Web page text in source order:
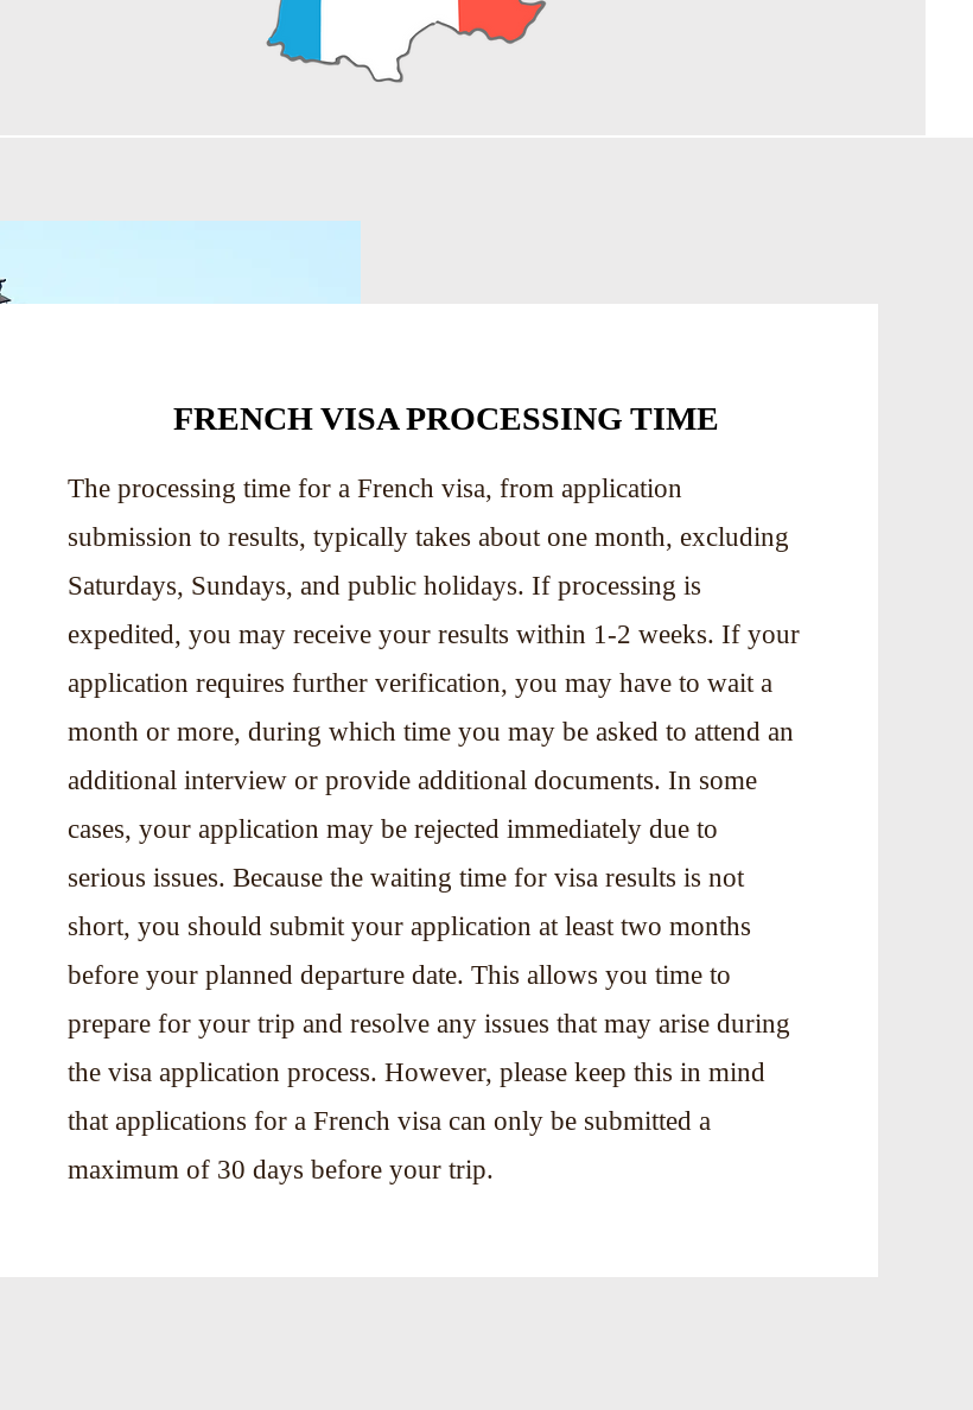
FRENCH VISA PROCESSING TIME
The processing time for a French visa, from application
submission to results, typically takes about one month, excluding
Saturdays, Sundays, and public holidays. If processing is
expedited, you may receive your results within 1-2 weeks. If your
application requires further verification, you may have to wait a
month or more, during which time you may be asked to attend an
additional interview or provide additional documents. In some
cases, your application may be rejected immediately due to
serious issues. Because the waiting time for visa results is not
short, you should submit your application at least two months
before your planned departure date. This allows you time to
prepare for your trip and resolve any issues that may arise during
the visa application process. However, please keep this in mind
that applications for a French visa can only be submitted a
maximum of 30 days before your trip.